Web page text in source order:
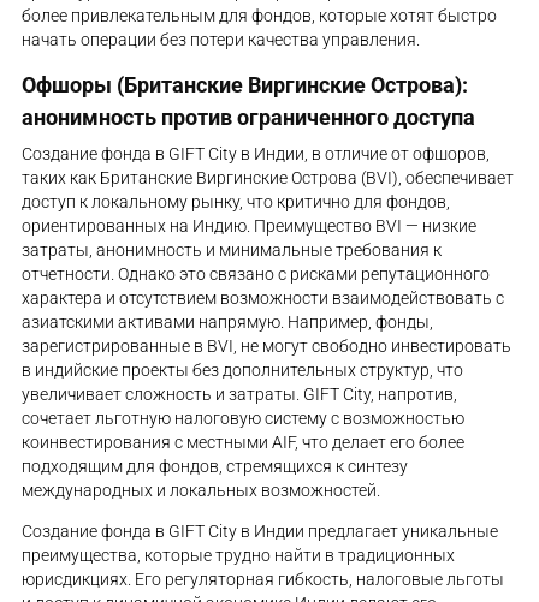
более привлекательным для фондов, которые хотят быстро
начать операции без потери качества управления.
Офшоры (Британские Виргинские Острова):
анонимность против ограниченного доступа
Создание фонда в GIFT City в Индии, в отличие от офшоров,
таких как Британские Виргинские Острова (BVI), обеспечивает
доступ к локальному рынку, что критично для фондов,
ориентированных на Индию. Преимущество BVI — низкие
затраты, анонимность и минимальные требования к
отчетности. Однако это связано с рисками репутационного
характера и отсутствием возможности взаимодействовать с
азиатскими активами напрямую. Например, фонды,
зарегистрированные в BVI, не могут свободно инвестировать
в индийские проекты без дополнительных структур, что
увеличивает сложность и затраты. GIFT City, напротив,
сочетает льготную налоговую систему с возможностью
коинвестирования с местными AIF, что делает его более
подходящим для фондов, стремящихся к синтезу
международных и локальных возможностей.
Создание фонда в GIFT City в Индии предлагает уникальные
преимущества, которые трудно найти в традиционных
юрисдикциях. Его регуляторная гибкость, налоговые льготы